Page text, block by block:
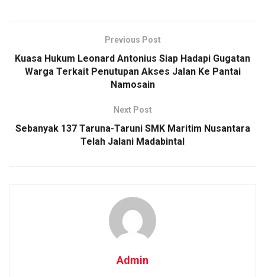
Previous Post
Kuasa Hukum Leonard Antonius Siap Hadapi Gugatan
Warga Terkait Penutupan Akses Jalan Ke Pantai
Namosain
Next Post
Sebanyak 137 Taruna-Taruni SMK Maritim Nusantara
Telah Jalani Madabintal
Admin